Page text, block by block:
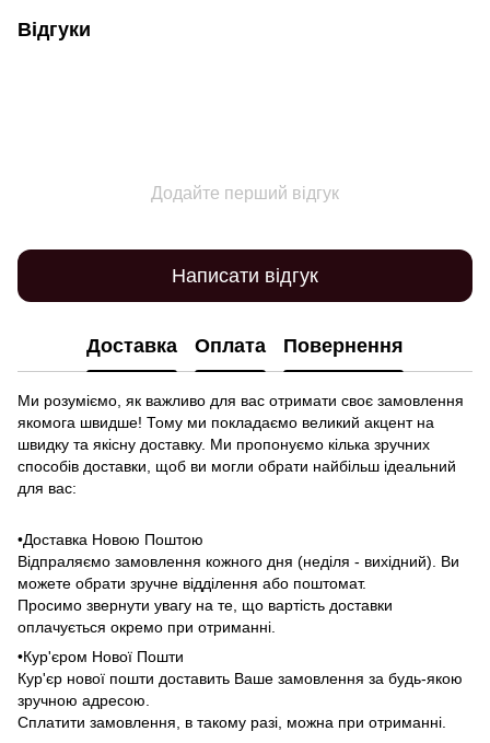
Відгуки
Додайте перший відгук
Написати відгук
Доставка Оплата Повернення
Ми розуміємо, як важливо для вас отримати своє замовлення
якомога швидше! Тому ми покладаємо великий акцент на
швидку та якісну доставку. Ми пропонуємо кілька зручних
способів доставки, щоб ви могли обрати найбільш ідеальний
для вас:
•Доставка Новою Поштою
Відпраляємо замовлення кожного дня (неділя - вихідний). Ви
можете обрати зручне відділення або поштомат.
Просимо звернути увагу на те, що вартість доставки
оплачується окремо при отриманні.
•Кур'єром Нової Пошти
Кур'єр нової пошти доставить Ваше замовлення за будь-якою
зручною адресою.
Сплатити замовлення, в такому разі, можна при отриманні.